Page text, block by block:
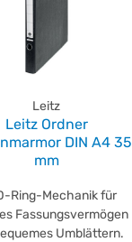
Leitz
Leitz Ordner
DIN A4 35
mm
Ring-Mechanik für
Fassungsvermögen
Umblättern.